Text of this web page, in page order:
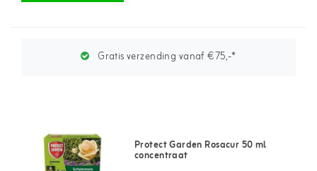
Gratis verzending vanaf €75,-*
Protect Garden Rosacur 50 ml
concentraat